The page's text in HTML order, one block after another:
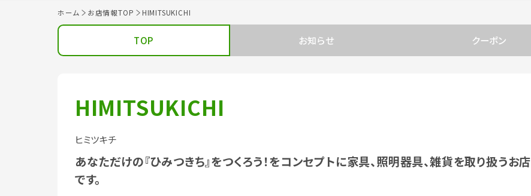
ホーム お店情報TOP HIMITSUKICHI
TOP お知らせ クーポン
HIMITSUKICHI
ヒミツキチ
あなただけの『ひみつきち』をつくろう！をコンセプトに家具、照明器具、雑貨を取り扱うお店
です。